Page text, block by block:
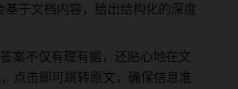
基于文档内容，给出结构化的深度
案不仅有理有据，还贴心地在文
，点击即可跳转原文，确保信息准